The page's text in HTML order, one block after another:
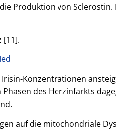
Produktion von
[11].
Konzentrationen
des Herzinfarkts
auf die mitochondriale